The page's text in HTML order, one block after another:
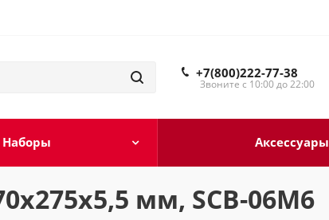
+7(800)222-77-38
Звоните с 10:00 до 22:00
Наборы Аксессуары
мм, SCB-06M6